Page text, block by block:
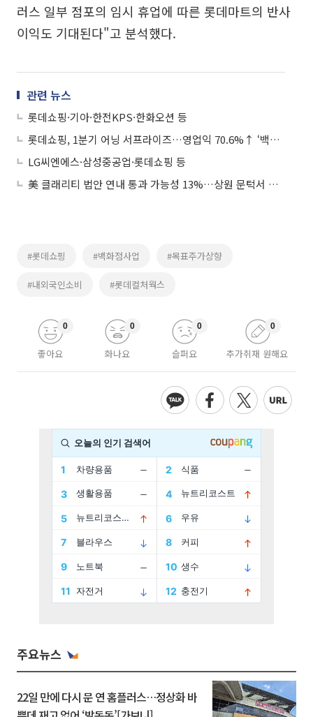
러스 일부 점포의 임시 휴업에 따른 롯데마트의 반사
이익도 기대된다"고 분석했다.
관련 뉴스
롯데쇼핑·기아·한전KPS·한화오션 등
롯데쇼핑, 1분기 어닝 서프라이즈…영업익 70.6%↑ ‘백화점 실적 사상 최대’
LG씨엔에스·삼성중공업·롯데쇼핑 등
美 클래리티 법안 연내 통과 가능성 13%…상원 문턱서 제동
#롯데쇼핑 #백화점사업 #목표주가상향
#내외국인소비 #롯데컬처웍스
좋아요
0
화나요
0
슬퍼요
0
추가취재 원해요
0
주요뉴스
22일 만에 다시 문 연 홈플러스…정상화 바